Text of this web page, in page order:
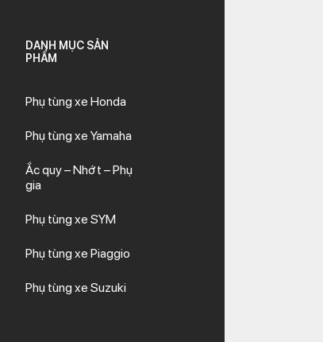
DANH MỤC SẢN
PHẨM
Phụ tùng xe Honda
Phụ tùng xe Yamaha
Ắc quy – Nhớt – Phụ
gia
Phụ tùng xe SYM
Phụ tùng xe Piaggio
Phụ tùng xe Suzuki